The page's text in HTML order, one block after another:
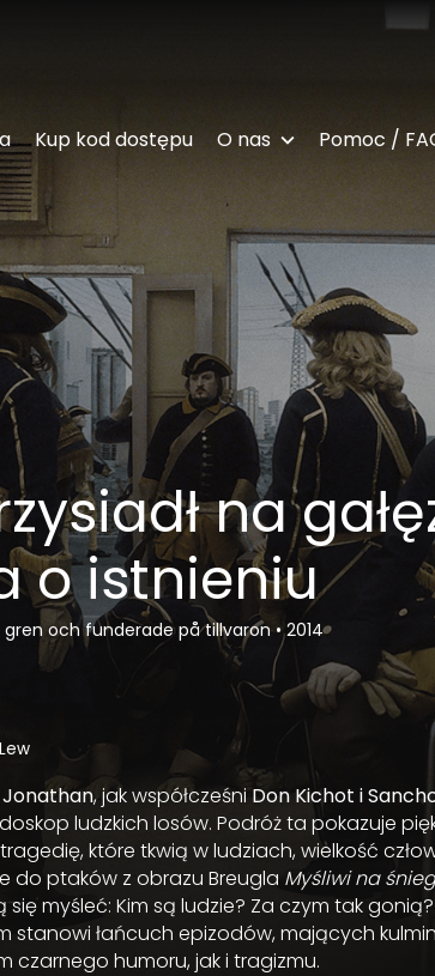
Kup kod dostępu O nas Pomoc /
na
o istnieniu
gren och funderade på tillvaron• 2014
Jonathan, jak współcześniDon Kichot i
ludzkich losów. Podróż ta pokazuje
które tkwią w ludziach, wielkość
do ptaków z obrazu Breugla Myśliwi na
myśleć: Kim są ludzie? Za czym tak
stanowi łańcuch epizodów, mających
czarnego humoru, jak i tragizmu.